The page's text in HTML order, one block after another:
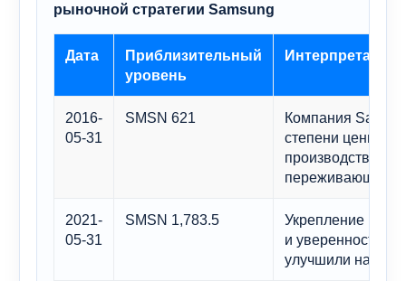
рыночной стратегии Samsung
Дата
Приблизительный
уровень
Интерпретация
2016-
05-31
SMSN 621
Компания
степени
производства
переживающий
2021-
05-31
SMSN 1,783.5
Укрепление
и уверенность в
улучшили